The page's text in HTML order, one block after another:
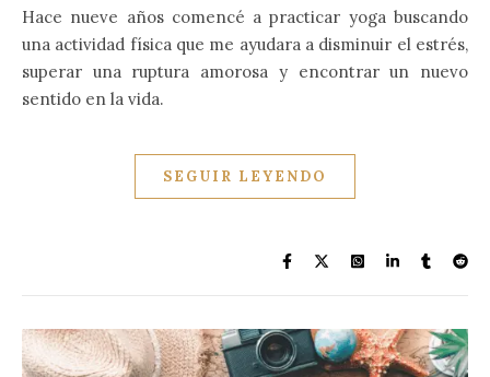
Hace nueve años comencé a practicar yoga buscando
una actividad física que me ayudara a disminuir el estrés,
superar una ruptura amorosa y encontrar un nuevo
sentido en la vida.
SEGUIR LEYENDO